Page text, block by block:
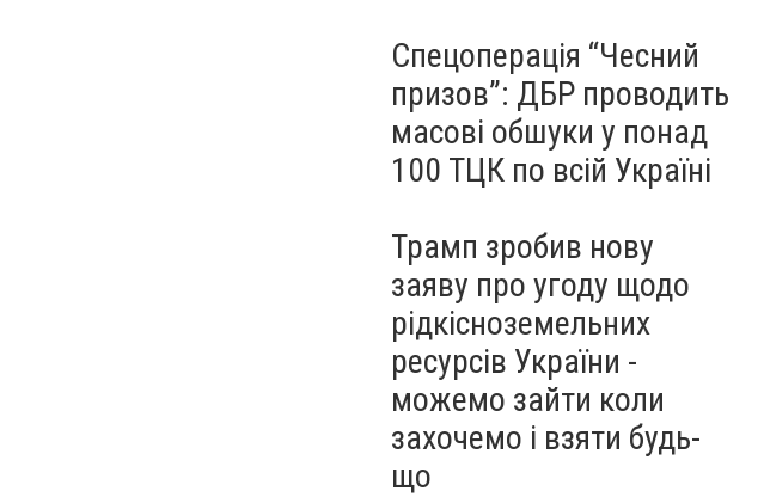
Спецоперація “Чесний
призов”: ДБР проводить
масові обшуки у понад
100 ТЦК по всій Україні
Трамп зробив нову
заяву про угоду щодо
рідкісноземельних
ресурсів України -
можемо зайти коли
захочемо і взяти будь-
що